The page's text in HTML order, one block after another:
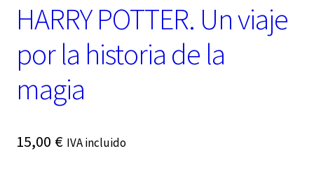
HARRY POTTER. Un viaje
por la historia de la
magia
15,00 € IVA incluido